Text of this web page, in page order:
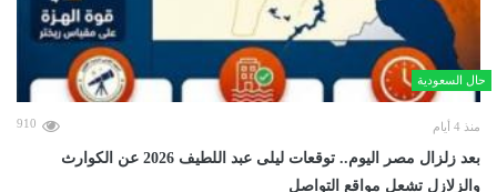
حال السعودية
منذ 4 أيام 910
بعد زلزال مصر اليوم.. توقعات ليلى عبد اللطيف 2026 عن الكوارث
والزلازل تشعل مواقع التواصل